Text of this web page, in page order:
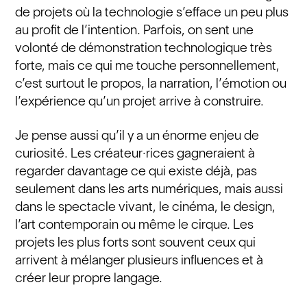
de projets où la technologie s’efface un peu plus
au profit de l’intention. Parfois, on sent une
volonté de démonstration technologique très
forte, mais ce qui me touche personnellement,
c’est surtout le propos, la narration, l’émotion ou
l’expérience qu’un projet arrive à construire.
Je pense aussi qu’il y a un énorme enjeu de
curiosité. Les créateur·rices gagneraient à
regarder davantage ce qui existe déjà, pas
seulement dans les arts numériques, mais aussi
dans le spectacle vivant, le cinéma, le design,
l’art contemporain ou même le cirque. Les
projets les plus forts sont souvent ceux qui
arrivent à mélanger plusieurs influences et à
créer leur propre langage.